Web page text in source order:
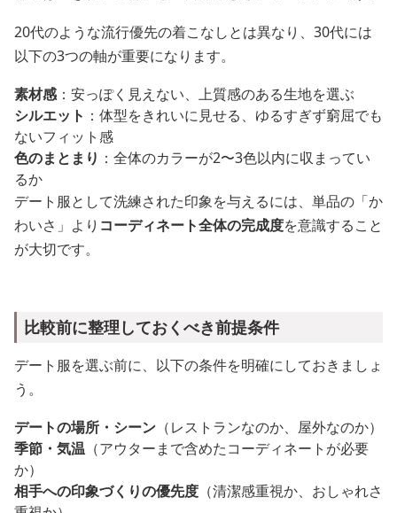
20代のような流行優先の着こなしとは異なり、30代には
以下の3つの軸が重要になります。
素材感：安っぽく見えない、上質感のある生地を選ぶ
シルエット ：体型をきれいに見せる、ゆるすぎず窮屈でも
ないフィット感
色のまとまり ：全体のカラーが2〜3色以内に収まってい
るか
デート服として洗練された印象を与えるには、単品の「か
わいさ」より コーディネート全体の完成度を意識すること
が大切です。
比較前に整理しておくべき前提条件
デート服を選ぶ前に、以下の条件を明確にしておきましょ
う。
デートの場所・シーン （レストランなのか、屋外なのか）
季節・気温 （アウターまで含めたコーディネートが必要
か）
相手への印象づくりの優先度 （清潔感重視か、おしゃれさ